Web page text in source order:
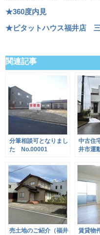
★360度内見
★ピタットハウス福井店
関連記事
分筆相談可となりまし
た No.00001
中古住
井市運
売土地のご紹介（福井
賃貸物